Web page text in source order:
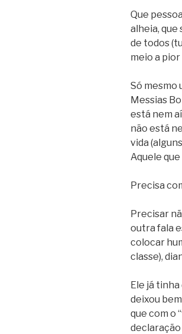
Que
alheia, que
de todos
meio a
Só mesmo
Messias
está nem
não está
vida
Aquele
Precisa
Precisar
outra fala
colocar
classe),
Ele já
deixou
que com o
declaração